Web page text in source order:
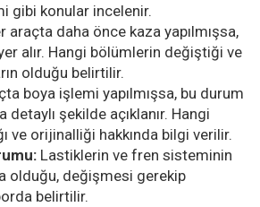
gibi konular incelenir.
araçta daha önce kaza yapılmışsa,
alır. Hangi bölümlerin değiştiği ve
olduğu belirtilir.
boya işlemi yapılmışsa, bu durum
şekilde açıklanır. Hangi
ve orijinalliği hakkında bilgi verilir.
Lastiklerin ve fren sisteminin
olduğu, değişmesi gerekip
belirtilir.